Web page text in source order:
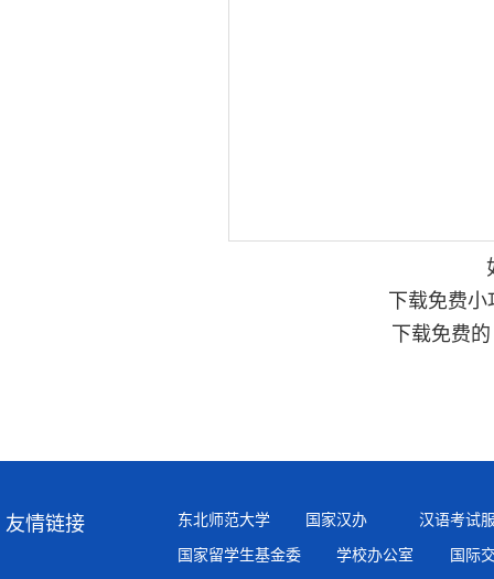
下载免费
下载免费
友情链接 东北师范大学 国家汉办
汉语考试
国家留学生基金委
学校办公室
国际